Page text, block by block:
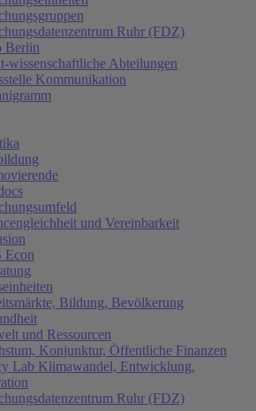
Ruhr (FDZ)
Berlin
wissenschaftliche Abteilungen
Kommunikation
und Vereinbarkeit
Econ
Bildung, Bevölkerung
und Ressourcen
Konjunktur, Öffentliche Finanzen
Lab Klimawandel, Entwicklung,
Ruhr (FDZ)